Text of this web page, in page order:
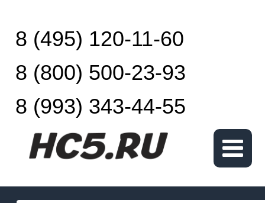
8 (495) 120-11-60
8 (800) 500-23-93
8 (993) 343-44-55